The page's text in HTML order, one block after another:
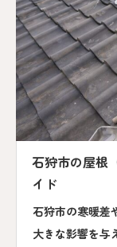
石狩市の屋根
イド
石狩市の寒暖差
大きな影響を与